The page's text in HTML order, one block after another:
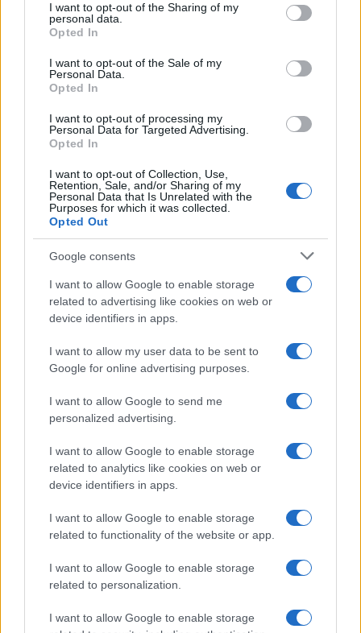
not limited to your visit or usage behaviour. You may click to
grant or deny consent to Google and its third-party tags to
use your data for below specified purposes in below Google
consent section.
I want to opt-out of the Sharing of my
personal data.
Opted In
I want to opt-out of the Sale of my
Personal Data.
Opted In
I want to opt-out of processing my
Personal Data for Targeted Advertising.
Opted In
I want to opt-out of Collection, Use,
Retention, Sale, and/or Sharing of my
Personal Data that Is Unrelated with the
Purposes for which it was collected.
Opted Out
Google consents
I want to allow Google to enable storage
related to advertising like cookies on web or
device identifiers in apps.
I want to allow my user data to be sent to
Google for online advertising purposes.
I want to allow Google to send me
personalized advertising.
I want to allow Google to enable storage
related to analytics like cookies on web or
device identifiers in apps.
I want to allow Google to enable storage
related to functionality of the website or app.
I want to allow Google to enable storage
related to personalization.
I want to allow Google to enable storage
Continua a leggere
NEWS
Come scegliere le scarpe da running donna: comfort
e performance
NEWS